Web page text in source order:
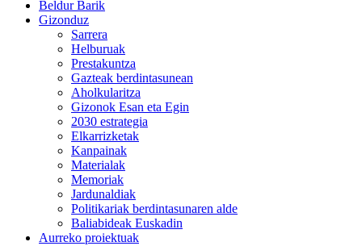
Beldur Barik
Gizonduz
Sarrera
Helburuak
Prestakuntza
Gazteak berdintasunean
Aholkularitza
Gizonok Esan eta Egin
2030 estrategia
Elkarrizketak
Kanpainak
Materialak
Memoriak
Jardunaldiak
Politikariak berdintasunaren alde
Baliabideak Euskadin
Aurreko proiektuak